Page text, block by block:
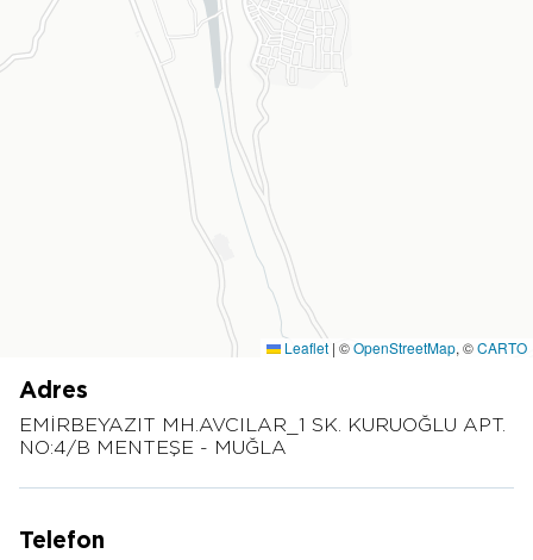
Adres
EMİRBEYAZIT MH.AVCILAR_1 SK. KURUOĞLU APT.
NO:4/B MENTEŞE - MUĞLA
Telefon
Leaflet | ©OpenStreetMap, ©CARTO